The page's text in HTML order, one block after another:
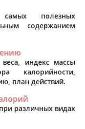
полезных
содержанием
веса, индекс массы
калорийности,
план действий.
различных видах